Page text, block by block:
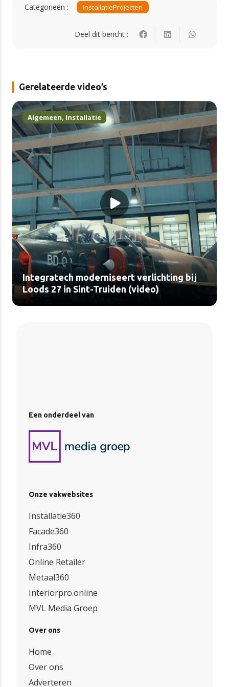
Categorieën : InstallatieProjecten
Deel dit bericht :
Gerelateerde video’s
Algemeen, Installatie
Integratech moderniseert verlichting bij
Loods 27 in Sint-Truiden (video)
Een onderdeel van
Onze vakwebsites
Installatie360
Facade360
Infra360
Online Retailer
Metaal360
Interiorpro.online
MVL Media Groep
Over ons
Home
Over ons
Adverteren